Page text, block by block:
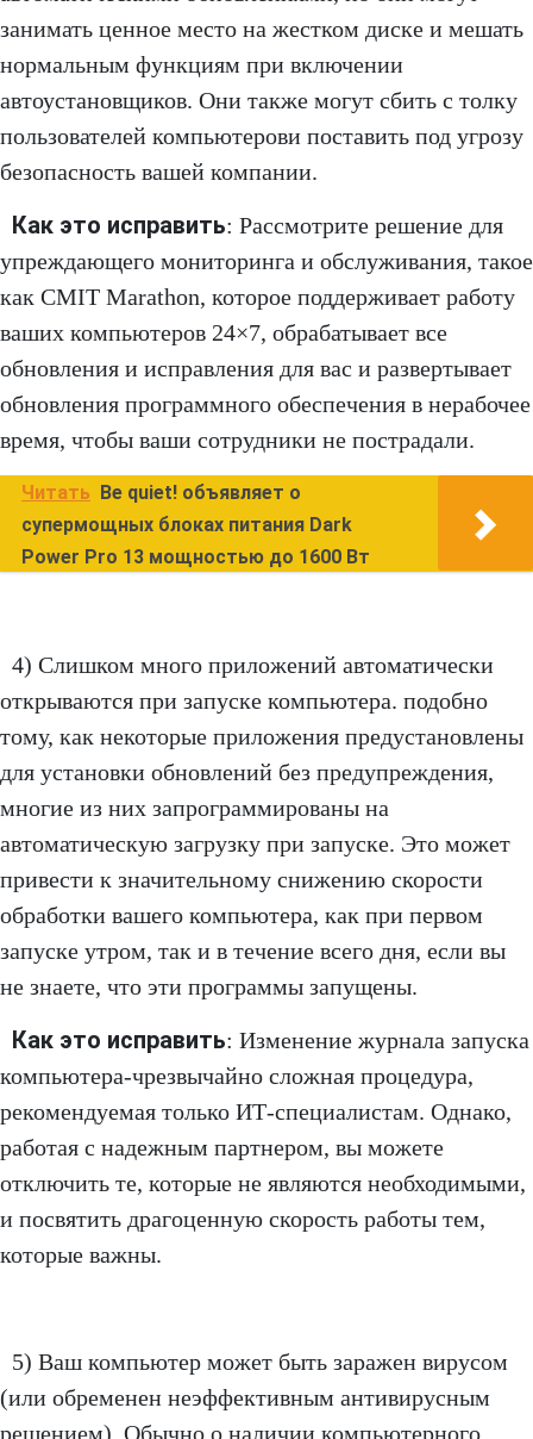
занимать ценное место на жестком диске и мешать
нормальным функциям при включении
автоустановщиков. Они также могут сбить с толку
пользователей компьютерови поставить под угрозу
безопасность вашей компании.
Как это исправить: Рассмотрите решение для
упреждающего мониторинга и обслуживания, такое
как CMIT Marathon, которое поддерживает работу
ваших компьютеров 24×7, обрабатывает все
обновления и исправления для вас и развертывает
обновления программного обеспечения в нерабочее
время, чтобы ваши сотрудники не пострадали.
Читать
Be quiet! объявляет о
супермощных блоках питания Dark
Power Pro 13 мощностью до 1600 Вт
4) Слишком много приложений автоматически
открываются при запуске компьютера. подобно
тому, как некоторые приложения предустановлены
для установки обновлений без предупреждения,
многие из них запрограммированы на
автоматическую загрузку при запуске. Это может
привести к значительному снижению скорости
обработки вашего компьютера, как при первом
запуске утром, так и в течение всего дня, если вы
не знаете, что эти программы запущены.
Как это исправить: Изменение журнала запуска
компьютера-чрезвычайно сложная процедура,
рекомендуемая только ИТ-специалистам. Однако,
работая с надежным партнером, вы можете
отключить те, которые не являются необходимыми,
и посвятить драгоценную скорость работы тем,
которые важны.
5) Ваш компьютер может быть заражен вирусом
(или обременен неэффективным антивирусным
решением). Обычно о наличии компьютерного